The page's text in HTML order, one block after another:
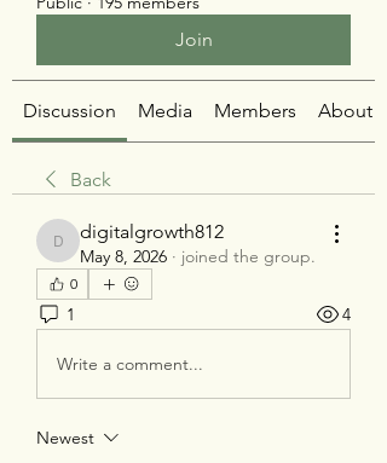
Join
Discussion Media Members About
Back
digitalgrowth812
digitalgrowth812
May 8, 2026 · joined the group.
0
1 4
Write a comment...
Newest